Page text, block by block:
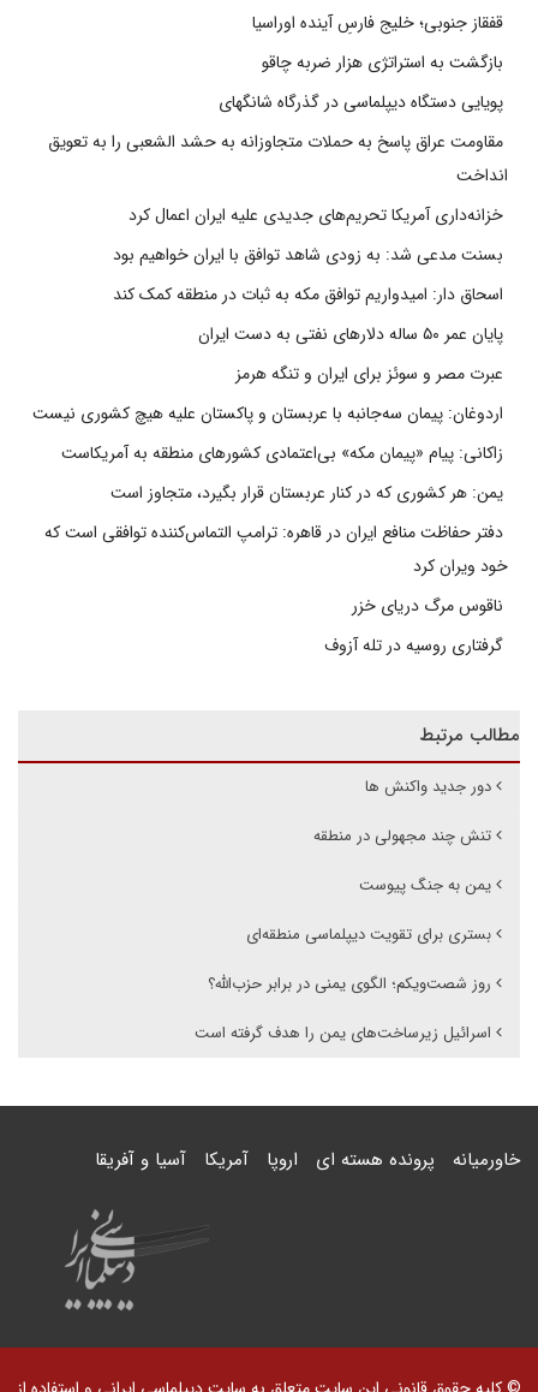
قفقاز جنوبی؛ خلیج فارسِ آینده اوراسیا
بازگشت به استراتژی هزار ضربه چاقو
پویایی دستگاه دیپلماسی در گذرگاه شانگهای
مقاومت عراق پاسخ به حملات متجاوزانه به حشد الشعبی را به تعویق
انداخت
خزانه‌داری آمریکا تحریم‌های جدیدی علیه ایران اعمال کرد
بسنت مدعی شد: به زودی شاهد توافق با ایران خواهیم بود
اسحاق دار: امیدواریم توافق مکه به ثبات در منطقه کمک کند
پایان عمر ۵۰ ساله دلارهای نفتی به دست ایران
عبرت مصر و سوئز برای ایران و تنگه هرمز
اردوغان: پیمان سه‌جانبه با عربستان و پاکستان علیه هیچ کشوری نیست
زاکانی: پیام «پیمان مکه» بی‌اعتمادی کشورهای منطقه به آمریکاست
یمن: هر کشوری که در کنار عربستان قرار بگیرد، متجاوز است
دفتر حفاظت منافع ایران در قاهره: ترامپ التماس‌کننده توافقی است که
خود ویران کرد
ناقوس مرگ دریای خزر
گرفتاری روسیه در تله آزوف
مطالب مرتبط
دور جدید واکنش ها
تنش چند مجهولی در منطقه
یمن به جنگ پیوست
بستری برای تقویت دیپلماسی منطقه‌ای
روز شصت‌ویکم؛ الگوی یمنی در برابر حزب‌الله؟
اسرائیل زیرساخت‌های یمن را هدف گرفته است
خاورمیانه پرونده هسته ای اروپا آمریکا آسیا و آفریقا